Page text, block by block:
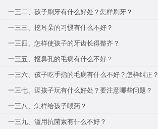
一三二、孩子刷牙有什么好处？怎样刷牙？
一三三、挖耳朵的习惯有什么不好？
一三四、怎样使孩子的牙齿长得整齐？
一三五、抠鼻孔的毛病有什么不好？
一三六、孩子吃手指的毛病有什么不好？怎样纠正？
一三七、逗孩子玩有什么好处？要注意哪些问题？
一三八、怎样给孩子喂药？
一三九、滥用抗菌素有什么不好？